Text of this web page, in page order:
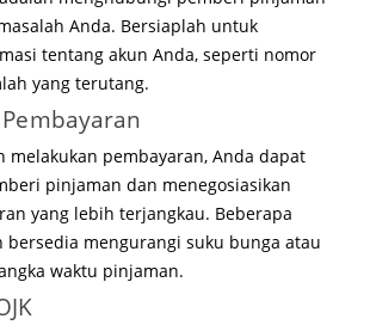
Anda. Bersiaplah untuk
tentang akun Anda, seperti nomor
yang terutang.
melakukan pembayaran, Anda dapat
pinjaman dan menegosiasikan
yang lebih terjangkau. Beberapa
mengurangi suku bunga atau
waktu pinjaman.